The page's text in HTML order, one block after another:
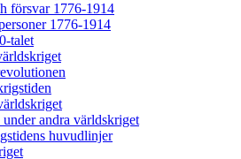
försvar 1776-1914
1776-1914
talet
under andra världskriget
huvudlinjer